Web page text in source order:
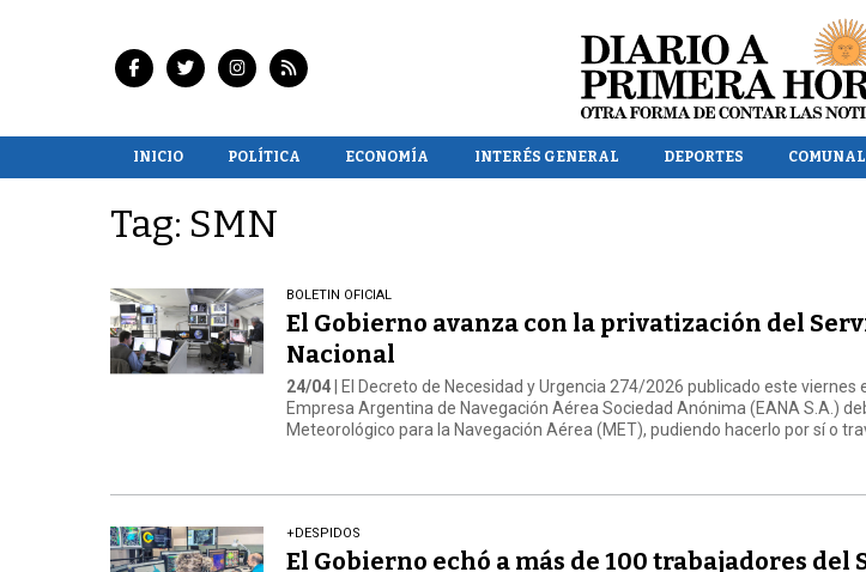
INICIO POLÍTICA ECONOMÍA INTERÉS GENERAL DEPORTES
Tag: SMN
BOLETIN OFICIAL
El Gobierno avanza con la privatización del
Nacional
24/04 | El Decreto de Necesidad y Urgencia 274/2026 publicado este viernes
Empresa Argentina de Navegación Aérea Sociedad Anónima (EANA S.A.)
Meteorológico para la Navegación Aérea (MET), pudiendo hacerlo por sí o
+DESPIDOS
El Gobierno echó a más de 100 trabajadores